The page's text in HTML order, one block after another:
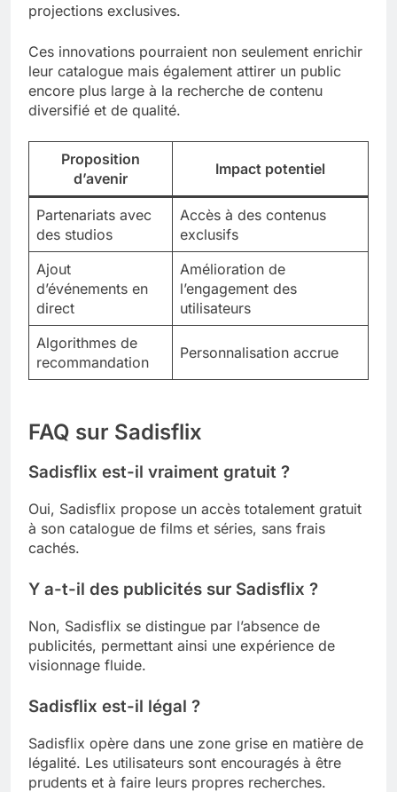
projections exclusives.
Ces innovations pourraient non seulement enrichir
leur catalogue mais également attirer un public
encore plus large à la recherche de contenu
diversifié et de qualité.
Proposition
d’avenir
Impact potentiel
Partenariats avec
des studios
Accès à des contenus
exclusifs
Ajout
d’événements en
direct
Amélioration de
l’engagement des
utilisateurs
Algorithmes de
recommandation
Personnalisation accrue
FAQ sur Sadisflix
Sadisflix est-il vraiment gratuit ?
Oui, Sadisflix propose un accès totalement gratuit
à son catalogue de films et séries, sans frais
cachés.
Y a-t-il des publicités sur Sadisflix ?
Non, Sadisflix se distingue par l’absence de
publicités, permettant ainsi une expérience de
visionnage fluide.
Sadisflix est-il légal ?
Sadisflix opère dans une zone grise en matière de
légalité. Les utilisateurs sont encouragés à être
prudents et à faire leurs propres recherches.